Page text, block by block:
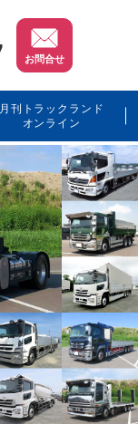
お問合せ
月刊トラックランド
オンライン